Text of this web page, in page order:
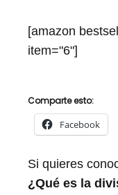
[amazon
item="6"]
Comparte esto:
Facebook
Si quieres
¿Qué es la